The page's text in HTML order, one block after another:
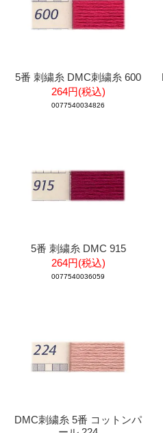
5番 刺繍糸 DMC刺繍糸 600
264円(税込)
0077540034826
5番 刺繍糸 DMC 915
264円(税込)
0077540036059
DMC刺繍糸 5番 コットンパ